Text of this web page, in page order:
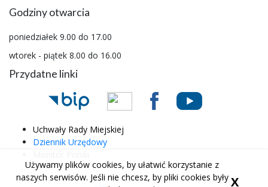
Godziny otwarcia
poniedziałek 9.00 do 17.00
wtorek - piątek 8.00 do 16.00
Przydatne linki
Uchwały Rady Miejskiej
Dziennik Urzędowy
Używamy plików cookies, by ułatwić korzystanie z
naszych serwisów. Jeśli nie chcesz, by pliki cookies były X